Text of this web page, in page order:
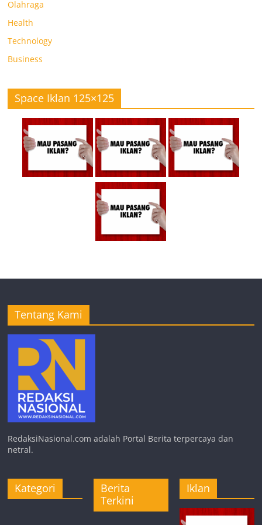
Olahraga
Health
Technology
Business
Space Iklan 125×125
Tentang Kami
RedaksiNasional.com adalah Portal Berita terpercaya dan
netral.
Kategori
Berita
Terkini
Iklan